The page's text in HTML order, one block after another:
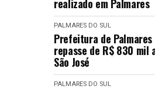
realizado em Palmares
PALMARES DO SUL
Prefeitura de
repasse de R$ 830 mil
São José
PALMARES DO SUL